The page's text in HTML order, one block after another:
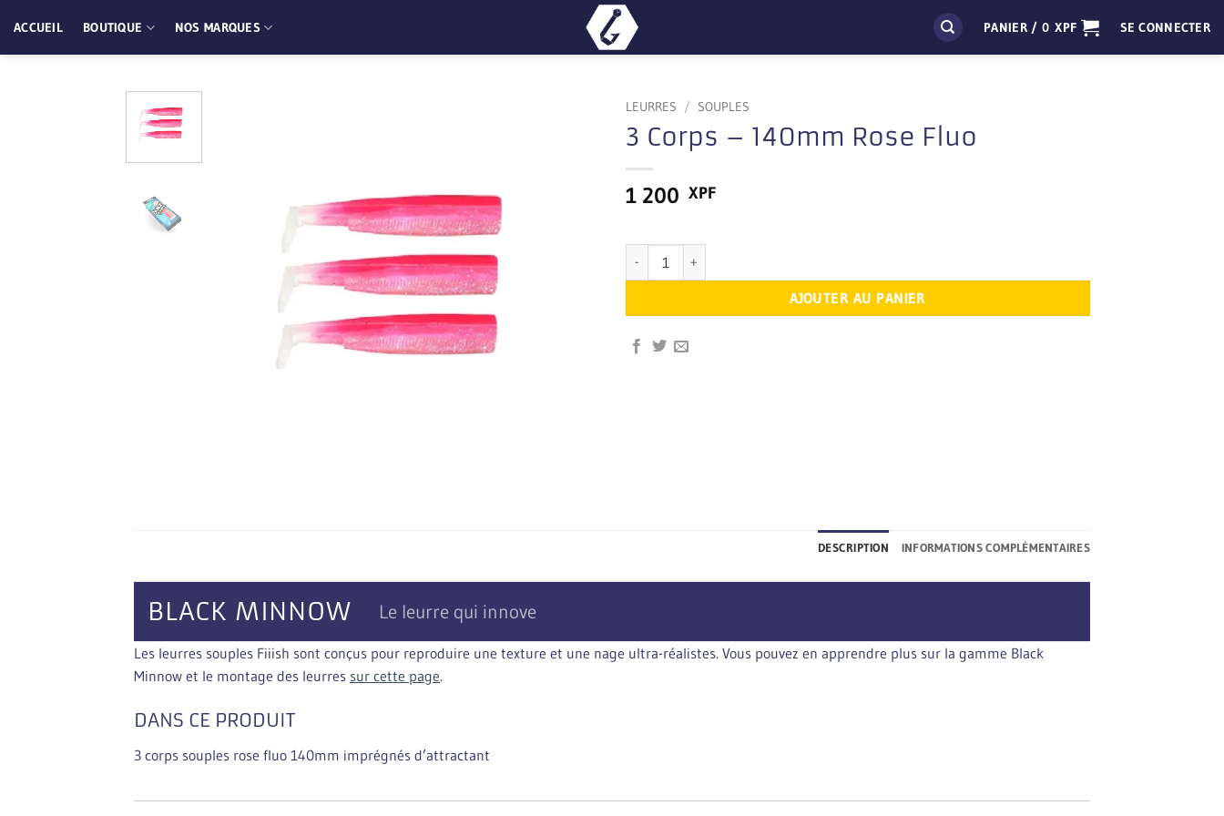
au
contenu
ACCUEIL BOUTIQUE NOS MARQUES PANIER / 0XPF SE CONNECTER
LEURRES / SOUPLES
3 Corps – 140mm Rose Fluo
1 200 XPF
AJOUTER AU PANIER
DESCRIPTION INFORMATIONS COMPLÉMENTAIRES
BLACK MINNOW Le leurre qui innove
Les leurres souples Fiiish sont conçus pour reproduire une texture et une nage ultra-réalistes. Vous pouvez en apprendre plus sur la gamme Black
Minnow et le montage des leurres sur cette page.
DANS CE PRODUIT
3 corps souples rose fluo 140mm imprégnés d’attractant